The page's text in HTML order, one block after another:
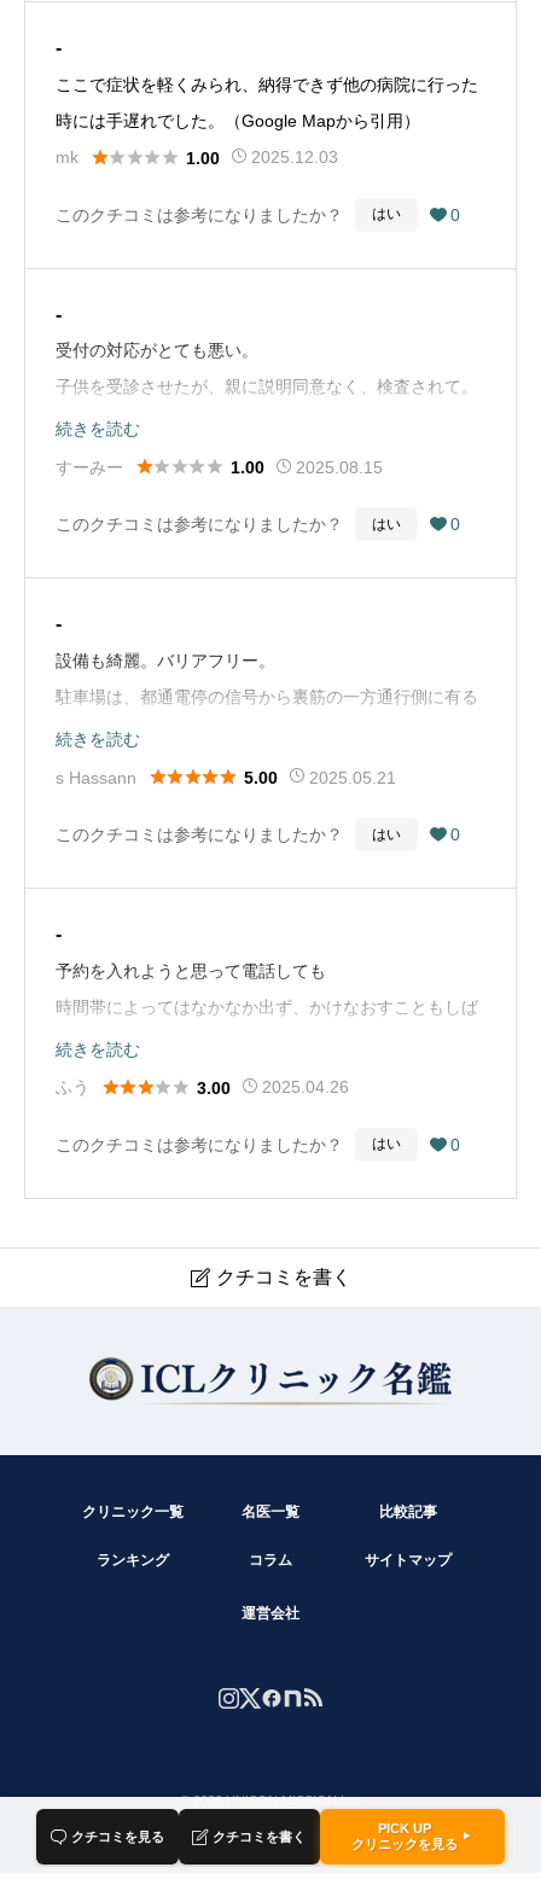
-
ここで症状を軽くみられ、納得できず他の病院に行った
時には手遅れでした。（Google Mapから引用）
mk
 1.00 2025.12.03
このクチコミは参考になりましたか？ はい  0
-
受付の対応がとても悪い。
子供を受診させたが、親に説明同意なく、検査されて。
（Google Mapから引用）
続きを読む
すーみー
 1.00 2025.08.15
このクチコミは参考になりましたか？ はい  0
-
設備も綺麗。バリアフリー。
駐車場は、都通電停の信号から裏筋の一方通行側に有る
が少ない。
丁寧に案内・説明が有り、待ち時間は他の眼科よりは短
続きを読む
s Hassann
 5.00 2025.05.21
このクチコミは参考になりましたか？ はい  0
-
予約を入れようと思って電話しても
時間帯によってはなかなか出ず、かけなおすこともしば
しばありました。
でも（いつからなのかわからないけど、この数ヶ月で）
会計でかなり待つことあります。
続きを読む
ふう
 3.00 2025.04.26
このクチコミは参考になりましたか？ はい  0
 クチコミを書く
現在クチコミは投稿できません。
クリニック一覧 名医一覧 比較記事
ランキング コラム サイトマップ
運営会社
© 2026 UNISON MISSION Inc.
 クチコミを見る  クチコミを書く
PICK UP
クリニックを見る ▶